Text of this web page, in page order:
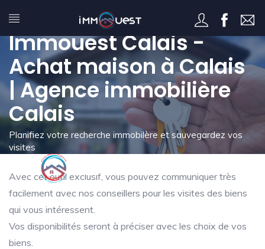
Mon immo-planning -
Immouest Calais -
Achat maison à Calais
| Agence immobilière
Calais
Planifiez votre recherche immobilère et sauvegardez vos
visites
Avec cet outil exclusif, vous pouvez communiquer très
facilement avec nos conseillers pour les visites des biens
qui vous intéressent.
Vos disponibilités seront à préciser avec les choix de vos
biens.